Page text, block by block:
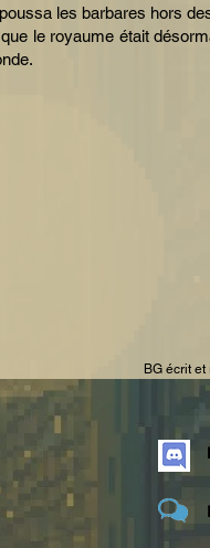
les barbares hors
le royaume était
BG écrit